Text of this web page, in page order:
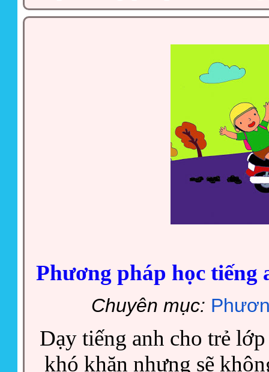
Phương pháp học tiếng
Chuyên mục:
Dạy tiếng anh cho trẻ
khó khăn nhưng sẽ